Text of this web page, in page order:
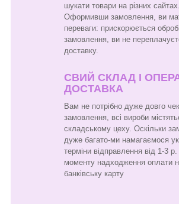
шукати товари на різних сайтах.
Оформивши замовлення, ви
переваги: прискорюється
замовлення, ви не
доставку.
СВИЙ СКЛАД І
ДОСТАВКА
Вам не потрібно дуже довго
замовлення, всі вироби
складському цеху. Оскільки
дуже багато-ми намагаємося
терміни відправлення від 1-3 р.
моменту надходження оплати
банківську карту